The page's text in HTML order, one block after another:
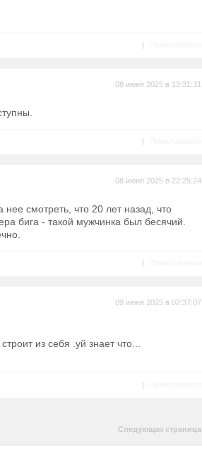
|
08 июня 2025 в 13:31:31
|
08 июня 2025 в 22:25:24
смотреть, что 20 лет назад, что
бига - такой мужчинка был бесячий.
|
09 июня 2025 в 02:37:07
из себя .уй знает что...
|
Следующая страница